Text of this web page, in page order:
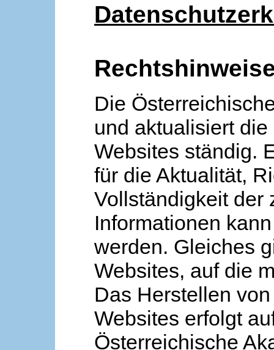
Die
und aktualisiert
Websites ständig.
für die Aktualität,
Vollständigkeit der
Informationen
werden. Gleiches
Websites, auf die
Das Herstellen
Websites erfolgt
Österreichische